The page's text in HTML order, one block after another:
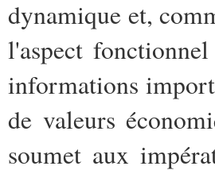
dynamique et,
l'aspect
informations
de valeurs
soumet aux